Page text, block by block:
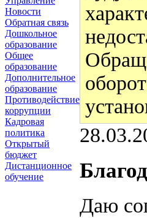
Новости
Обратная связь
Дошкольное
образование
Общее
образование
Дополнительное
образование
Противодействие
коррупции
Кадровая
политика
Открытый
бюджет
Дистанционное
обучение
Даю